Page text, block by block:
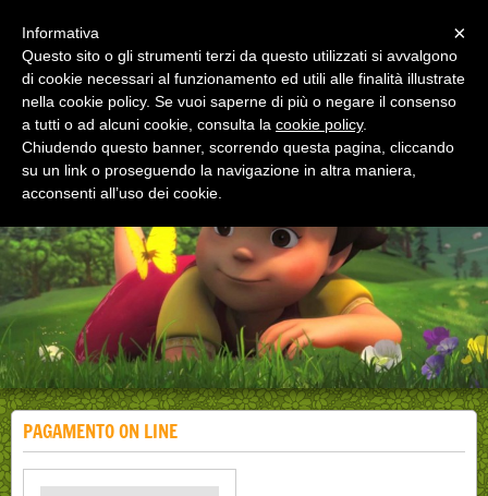
EDUCAZIONE ALLA SALUTE
Corsi, convegni e didattica di formazione e
aggiornamento per operatori della salute
PAGAMENTO ON LINE
×
Informativa
Questo sito o gli strumenti terzi da questo utilizzati si avvalgono
di cookie necessari al funzionamento ed utili alle finalità illustrate
nella cookie policy. Se vuoi saperne di più o negare il consenso
a tutti o ad alcuni cookie, consulta la cookie policy.
Chiudendo questo banner, scorrendo questa pagina, cliccando
su un link o proseguendo la navigazione in altra maniera,
acconsenti all’uso dei cookie.